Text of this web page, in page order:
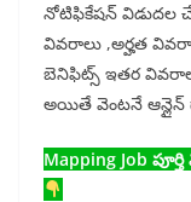
నోటిఫికేషన్ విడుదల
వివరాలు ,అర్హత
బెనిఫిట్స్ ఇతర
అయితే వెంటనే ఆన్లైన్
Mapping Job